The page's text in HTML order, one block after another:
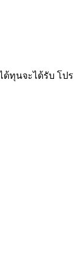
ได้รับ โปร ส